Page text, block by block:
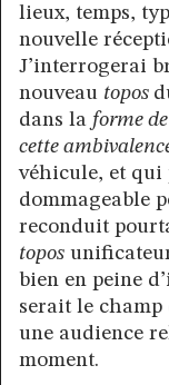
lieux, temps,
nouvelle
J’interrogerai
nouveau topos
dans la forme
cette
véhicule, et
dommageable
reconduit
topos
bien en peine
serait le champ
une audience
moment.